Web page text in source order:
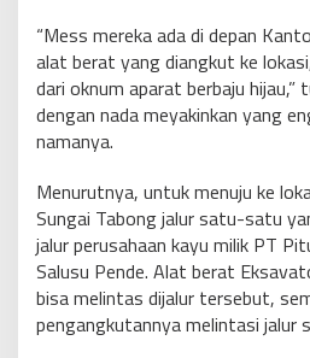
“Mess mereka ada di depan
alat berat yang diangkut ke
dari oknum aparat berbaju
dengan nada meyakinkan yang
namanya.
Menurutnya, untuk menuju ke
Sungai Tabong jalur satu-satu
jalur perusahaan kayu milik PT
Salusu Pende. Alat berat
bisa melintas dijalur tersebut,
pengangkutannya melintasi jalur